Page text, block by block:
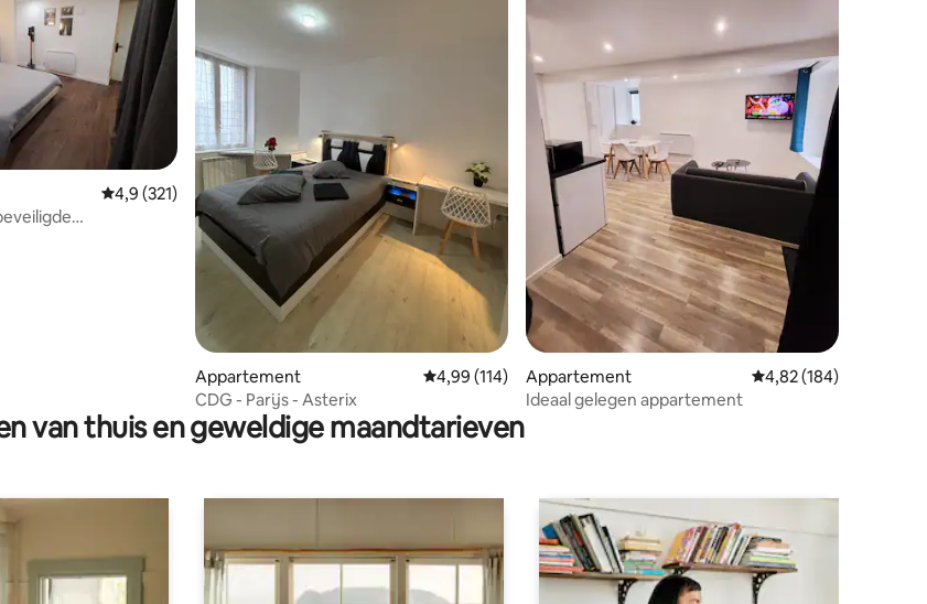
uit 5, 76 recensies
Gemiddelde beoordeling van 4,9 uit 5, 321 recensies
4,9 (321)
Appartement Gemiddelde beoordeling van 4,99 uit 5, 114 recensies
4,99 (114)
CDG - Parijs - Asterix
Appartement Gemiddelde
4,82 (184)
Ideaal gelegen appartement
van thuis en geweldige maandtarieven